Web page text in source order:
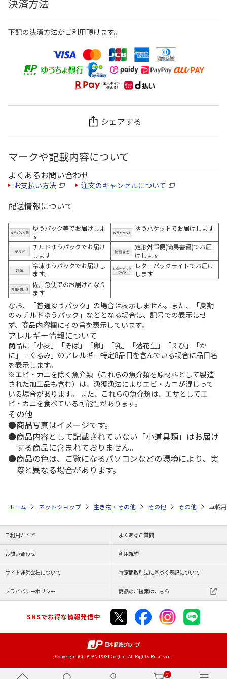
0
決済方法
下記の決済方法がご利用頂けます。
シェアする
マークや記載内容について
よくあるお問い合わせ
お支払い方法 注文のキャンセルについて
配送情報について
ゆうパック等でお届けしま
す
ゆうパケットでお届けします
チルドゆうパックでお届け
します
定形外郵便(簡易書留)でお届
けします
冷凍ゆうパックでお届けし
ます。
レターパックライトでお届け
します
佐川急便でのお届けとなり
ます
なお、「普通ゆうパック」の場合は表示しません。また、「夏期
のみチルドゆうパック」などとなる場合は、記号での表示はせ
ず、商品内容欄にその旨を表示しています。
アレルギー情報について
商品に「小麦」「そば」「卵」「乳」「落花生」「えび」「か
に」「くるみ」のアレルギー特定8品目を含んでいる場合に品目名
を表示します。
※エビ・カニを除く魚介類（これらの魚介類を原材料として製造
された加工品も含む）は、漁獲漁法によりエビ・カニが混じって
いる場合があります。 また、これらの魚介類は、エサとしてエ
ビ・カニを食べている可能性があります。
その他
商品写真はイメージです。
商品内容として記載されていない「小道具類」はお届け
する商品に含まれておりません。
商品の色は、ご覧になるパソコンなどの環境により、実
際と異なる場合があります。
ホーム ネットショップ 生き物・その他 その他 その他 車載
ご利用ガイド よくあるご質問
お問い合わせ 利用規約
サイト運営会社について 特定商取引法に基づく表記について
プライバシーポリシー 商品のご提案はこちら
SNSでお得な情報発信中
Copyright (C) JAPAN POST Co.,Ltd. All Rights Reserved.